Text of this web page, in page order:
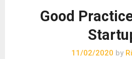
Good
11/02/2020 by